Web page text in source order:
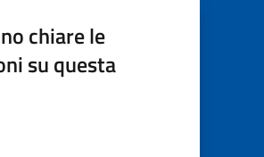
chiare le
su questa